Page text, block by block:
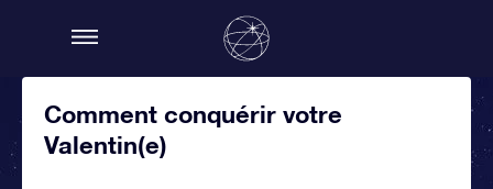
Comment conquérir votre
Valentin(e)